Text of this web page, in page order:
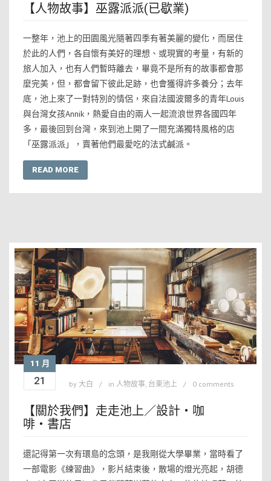
【人物故事】巫露派派(已歇業)
一整年，池上的田園風光隨著四季有著美麗的變化，而居住
於此的人們，各自懷有美好的理想、或現實的考量，有新的
旅人加入，也有人們暫時離去，畢竟不是所有的故事都會那
麼完美，但，都會留下彼此足跡，也會獲得許多養分；去年
底，池上來了一對特別的情侶，來自法國波爾多的青年Louis
與台灣女孩Annik，熱愛自由的兩人一起流浪世界各國四年
多，最後回到台灣，來到池上開了一間充滿獨特風格的店
「巫露派派」，賣著他們最愛吃的法式鹹派。
READ MORE
11 月
21 by 大白 in 人物故事, 台東池上 0 comments
【關於我們】走走池上／設計・咖
啡・書店
還記得第一次有環島的念頭，是我剛從大學畢業，當時看了
一部電影《練習曲》，影片結束後，散場的燈光亮起，胡德